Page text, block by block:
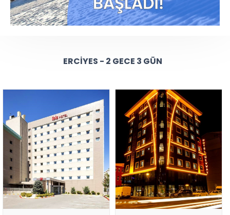
ERCIYES - 2 GECE 3 GÜN